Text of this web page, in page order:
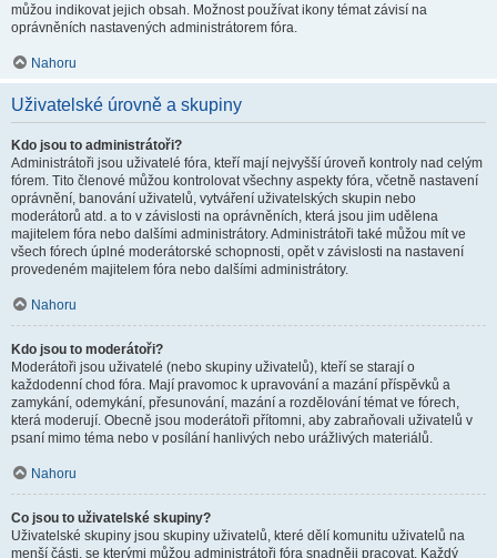
můžou indikovat jejich obsah. Možnost používat ikony témat závisí na
oprávněních nastavených administrátorem fóra.
Nahoru
Uživatelské úrovně a skupiny
Kdo jsou to administrátoři?
Administrátoři jsou uživatelé fóra, kteří mají nejvyšší úroveň kontroly nad celým
fórem. Tito členové můžou kontrolovat všechny aspekty fóra, včetně nastavení
oprávnění, banování uživatelů, vytváření uživatelských skupin nebo
moderátorů atd. a to v závislosti na oprávněních, která jsou jim udělena
majitelem fóra nebo dalšími administrátory. Administrátoři také můžou mít ve
všech fórech úplné moderátorské schopnosti, opět v závislosti na nastavení
provedeném majitelem fóra nebo dalšími administrátory.
Nahoru
Kdo jsou to moderátoři?
Moderátoři jsou uživatelé (nebo skupiny uživatelů), kteří se starají o
každodenní chod fóra. Mají pravomoc k upravování a mazání příspěvků a
zamykání, odemykání, přesunování, mazání a rozdělování témat ve fórech,
která moderují. Obecně jsou moderátoři přítomni, aby zabraňovali uživatelů v
psaní mimo téma nebo v posílání hanlivých nebo urážlivých materiálů.
Nahoru
Co jsou to uživatelské skupiny?
Uživatelské skupiny jsou skupiny uživatelů, které dělí komunitu uživatelů na
menší části, se kterými můžou administrátoři fóra snadněji pracovat. Každý